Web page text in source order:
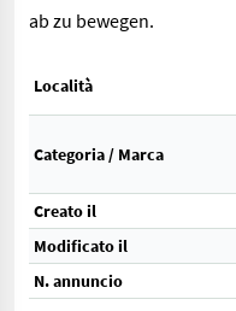
ab zu bewegen.
Località
Categoria / Marca
Creato il
Modificato il
N. annuncio